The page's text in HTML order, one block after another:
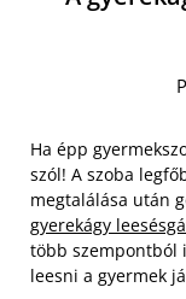
Ha épp
szól! A szoba
megtalálása után
gyerekágy
több szempontból
leesni a gyermek